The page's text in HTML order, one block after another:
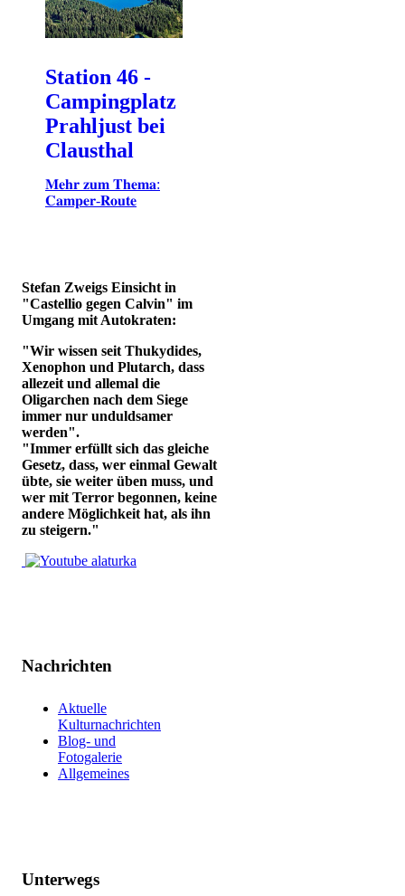
Station 46 -
Campingplatz
Prahljust bei
Clausthal
𝐌𝐞𝐡𝐫 𝐳𝐮𝐦 𝐓𝐡𝐞𝐦𝐚:
𝐂𝐚𝐦𝐩𝐞𝐫-𝐑𝐨𝐮𝐭𝐞
Stefan Zweigs Einsicht in
"Castellio gegen Calvin" im
Umgang mit Autokraten:
"Wir wissen seit Thukydides,
Xenophon und Plutarch, dass
allezeit und allemal die
Oligarchen nach dem Siege
immer nur unduldsamer
werden".
"Immer erfüllt sich das gleiche
Gesetz, dass, wer einmal Gewalt
übte, sie weiter üben muss, und
wer mit Terror begonnen, keine
andere Möglichkeit hat, als ihn
zu steigern."
Nachrichten
Aktuelle
Kulturnachrichten
Blog- und
Fotogalerie
Allgemeines
Unterwegs